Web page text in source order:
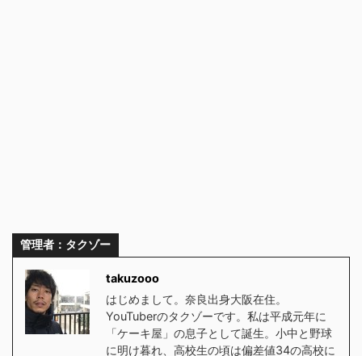
管理者：タクゾー
takuzooo
はじめまして。奈良出身大阪在住。
YouTuberのタクゾーです。私は平成元年に
「ケーキ屋」の息子として誕生。小中と野球
に明け暮れ、高校生の頃は偏差値34の高校に